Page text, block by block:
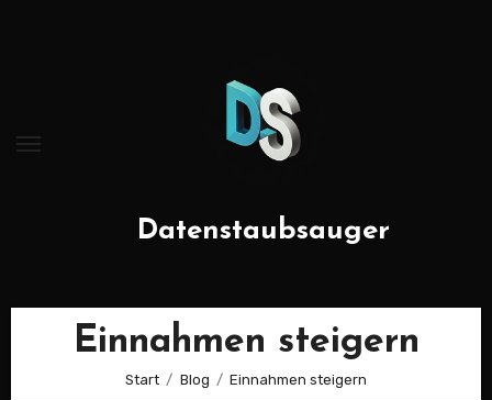
Datenstaubsauger
Einnahmen steigern
Start Blog Einnahmen steigern